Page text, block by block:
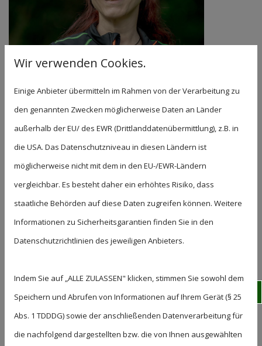
Magdalena Zetka
Pädiatrie
Psychiatrie
Spieltherapie
Wir verwenden Cookies.
Einige Anbieter übermitteln im Rahmen von der Verarbeitung zu
den genannten Zwecken möglicherweise Daten an Länder
außerhalb der EU/ des EWR (Drittlanddatenübermittlung), z.B. in
die USA. Das Datenschutzniveau in diesen Ländern ist
möglicherweise nicht mit dem in den EU-/EWR-Ländern
vergleichbar. Es besteht daher ein erhöhtes Risiko, dass
staatliche Behörden auf diese Daten zugreifen können. Weitere
Informationen zu Sicherheitsgarantien finden Sie in den
Datenschutzrichtlinien des jeweiligen Anbieters.
Indem Sie auf „ALLE ZULASSEN" klicken, stimmen Sie sowohl dem
Speichern und Abrufen von Informationen auf Ihrem Gerät (§ 25
Abs. 1 TDDDG) sowie der anschließenden Datenverarbeitung für
die nachfolgend dargestellten bzw. die von Ihnen ausgewählten